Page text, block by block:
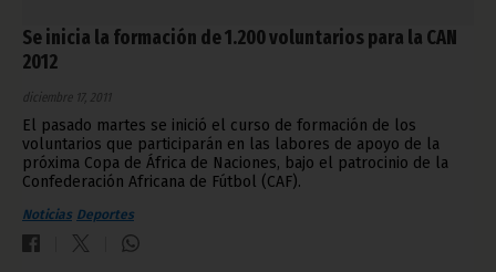
Se inicia la formación de 1.200 voluntarios para la CAN
2012
diciembre 17, 2011
El pasado martes se inició el curso de formación de los
voluntarios que participarán en las labores de apoyo de la
próxima Copa de África de Naciones, bajo el patrocinio de la
Confederación Africana de Fútbol (CAF).
Noticias Deportes